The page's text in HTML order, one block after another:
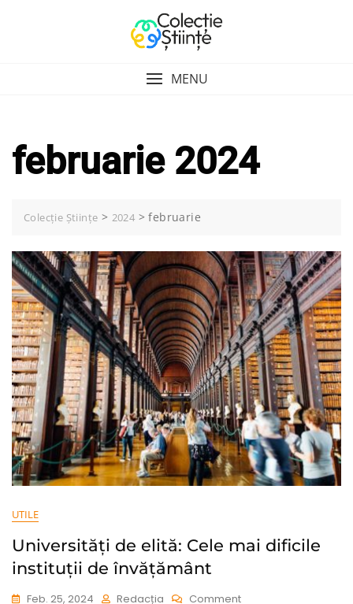
MENU
februarie 2024
Colecție Științe > 2024 >februarie
UTILE
Universități de elită: Cele mai dificile
instituții de învățământ
Feb. 25, 2024 Redacția CommentOn